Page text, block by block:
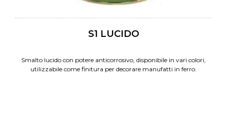
S1 LUCIDO
Smalto lucido con potere anticorrosivo, disponibile in vari colori,
utilizzabile come finitura per decorare manufatti in ferro.